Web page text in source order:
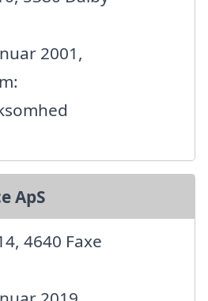
2001,
ApS
4640 Faxe